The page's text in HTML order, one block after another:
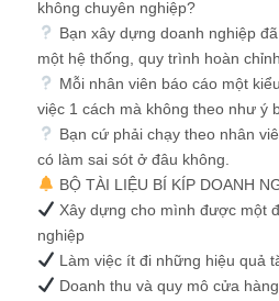
không chuyên nghiệp?
Bạn xây dựng doanh nghiệp
một hệ thống, quy trình hoàn
Mỗi nhân viên báo cáo một
việc 1 cách mà không theo như ý
Bạn cứ phải chạy theo nhân
có làm sai sót ở đâu không.
BỘ TÀI LIỆU BÍ KÍP DOANH
Xây dựng cho mình được một
nghiệp
Làm việc ít đi những hiệu quả
Doanh thu và quy mô cửa